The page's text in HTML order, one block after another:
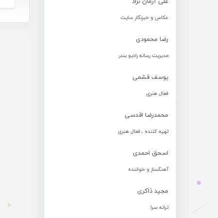
عکاس و خبرنگار سایت
رضا محمودی
مدیریت رسانه رادیو بندر
یوسف قشمی
فعال هنری
محمدرضا اقدسی
تهیه کننده ، فعال هنری
اسحق احمدی
آهنگساز و خواننده
مجید ذاکری
ترانه سرا